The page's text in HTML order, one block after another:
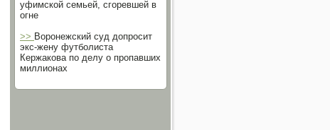
уфимской семьей, сгоревшей в
огне
>> Воронежский суд допросит
экс-жену футболиста
Кержакова по делу о пропавших
миллионах